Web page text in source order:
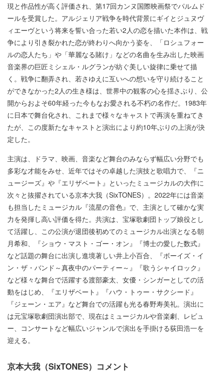
現と作品性が高く評価され、第17回カンヌ国際映画祭でパルムド
ールを受賞した。アルジェリア戦争を時代背景にギイとジュヌヴ
ィエーヴという将来を誓い合った若い2人の恋を描いた本作は、戦
争により引き裂かれた恋が終わりへ向かう姿を、「ロシュフォー
ルの恋人たち」や「華麗なる賭け」などの名曲を生み出した映画
音楽界の巨匠ミシェル・ルグランが紡ぐ美しい旋律に乗せて描
く。戦争に翻弄され、若さゆえに互いへの想いを守り続けること
ができなかった2人の生き様は、世界中の観客の心を揺さぶり、公
開からおよそ60年経った今もなお愛される不朽の名作だ。1983年
に日本で舞台化され、これまで様々なキャストで再演を重ねてき
たが、この度新たなキャストと演出により約10年ぶりの上演が決
定した。
主演は、ドラマ、映画、音楽など舞台のみならず幅広い分野でも
多彩な才能をみせ、近年ではその卓越した演技と歌唱力で、『ニ
ュージーズ』や『エリザベート』といったミュージカルの大作に
次々と抜擢されている京本大我（SixTONES）。2022年には音楽
も担当したミュージカル『流星の音色』で、主演として確かな実
力を発揮し高い評価を得た。共演は、宝塚歌劇団トップ娘役とし
て活躍し、この公演が退団後初めてのミュージカル出演となる朝
月希和、『ショウ・マスト・ゴー・オン』『博士の愛した数式』
など話題の舞台に出演し進境著しい井上小百合、『ボーイズ・イ
ン・ザ・バンド～真夜中のパーティー～』『歌うシャイロック』
など様々な舞台で活躍する渡部豪太、女優・シンガーとしての活
動をはじめ、『エリザベート』『ハウ・トゥー・サクシード』
『ジェーン・エア』など舞台での活躍も光る春野寿美礼。演出に
は元宝塚歌劇団演出部で、現在はミュージカルや音楽劇、レビュ
ー、コンサートなど幅広いジャンルで演出を手掛ける荻田浩一を
迎える。
京本大我（SixTONES）コメント